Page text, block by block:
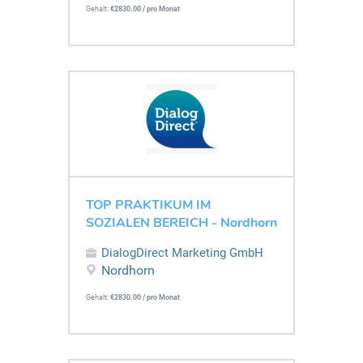
Gehalt: €2830.00 / pro Monat
TOP PRAKTIKUM IM
SOZIALEN BEREICH - Nordhorn
DialogDirect Marketing GmbH
Nordhorn
Gehalt: €2830.00 / pro Monat